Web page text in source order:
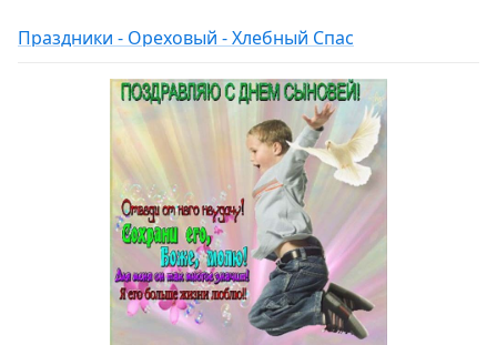
Праздники - Ореховый - Хлебный Спас